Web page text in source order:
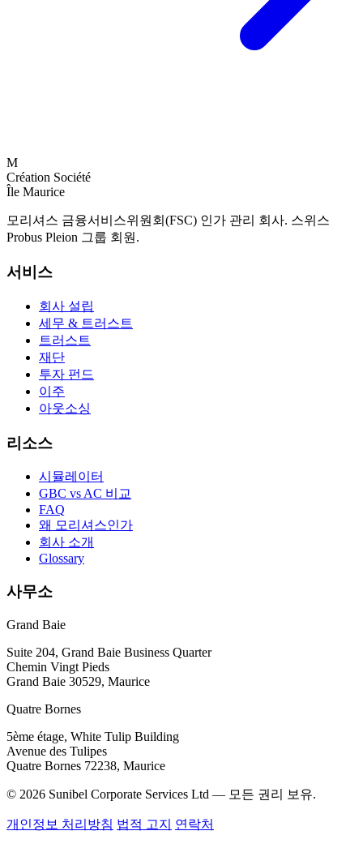
M
Création Société
Île Maurice
모리셔스 금융서비스위원회(FSC) 인가 관리 회사. 스위스
Probus Pleion 그룹 회원.
서비스
회사 설립
세무 & 트러스트
트러스트
재단
투자 펀드
이주
아웃소싱
리소스
시뮬레이터
GBC vs AC 비교
FAQ
왜 모리셔스인가
회사 소개
Glossary
사무소
Grand Baie
Suite 204, Grand Baie Business Quarter
Chemin Vingt Pieds
Grand Baie 30529, Maurice
Quatre Bornes
5ème étage, White Tulip Building
Avenue des Tulipes
Quatre Bornes 72238, Maurice
© 2026 Sunibel Corporate Services Ltd — 모든 권리 보유.
개인정보 처리방침 법적 고지 연락처